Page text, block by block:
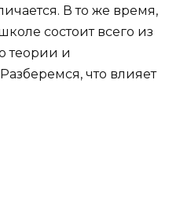
В то же время,
состоит всего из
теории и
что влияет